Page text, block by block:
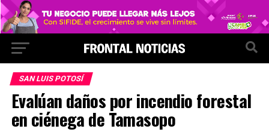
SAN LUIS POTOSÍ
Evalúan daños por incendio forestal
en ciénega de Tamasopo